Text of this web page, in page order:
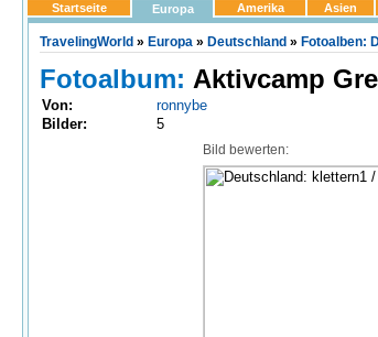
Startseite Europa Amerika Asien
TravelingWorld » Europa » Deutschland » Fotoalben:
Fotoalbum: Aktivcamp
Von:
ronnybe
Bilder:
5
Bild bewerten: